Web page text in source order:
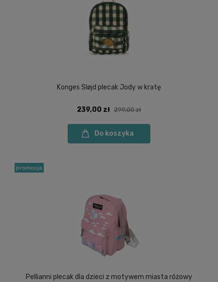
Konges Sløjd plecak Jody w kratę
239,00 zł 299,00 zł
Do koszyka
Pellianni plecak dla dzieci z motywem miasta różowy
promocja